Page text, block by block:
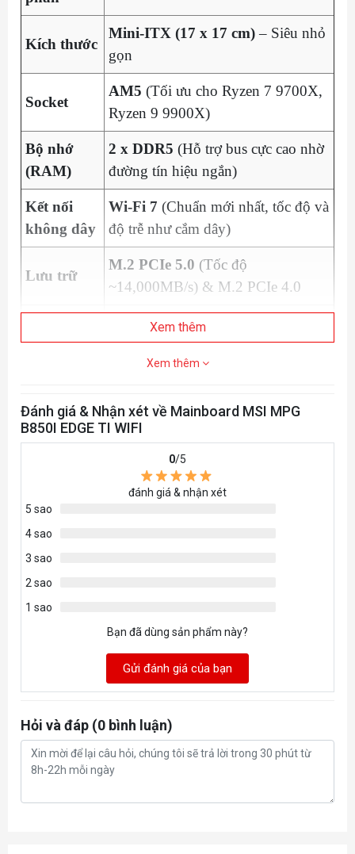
Kích thước
Mini-ITX (17 x 17 cm)– Siêu nhỏ
gọn
Socket
AM5 (Tối ưu cho Ryzen 7 9700X,
Ryzen 9 9900X)
Bộ nhớ
(RAM)
2 x DDR5 (Hỗ trợ bus cực cao nhờ
đường tín hiệu ngắn)
Kết nối
không dây
Wi-Fi 7 (Chuẩn mới nhất, tốc độ và
độ trễ như cắm dây)
Lưu trữ
M.2 PCIe 5.0 (Tốc độ
~14,000MB/s) & M.2 PCIe 4.0
USB Type-C 20Gbps
liệu siêu tốc)
Xem thêm
Xem thêm
Đánh giá & Nhận xét về Mainboard MSI MPG
B850I EDGE TI WIFI
0/5
đánh giá & nhận xét
5 sao
4 sao
3 sao
2 sao
1 sao
Bạn đã dùng sản phẩm này?
Gửi đánh giá của bạn
Hỏi và đáp (0 bình luận)